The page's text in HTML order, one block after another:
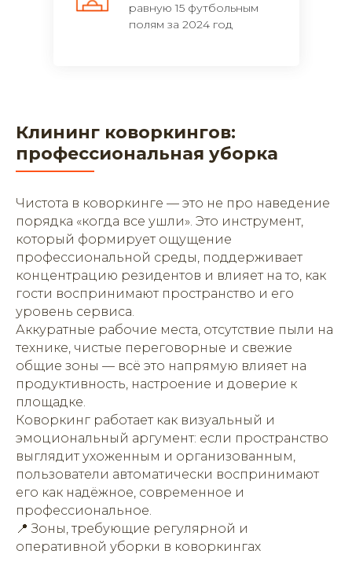
равную 15 футбольным
полям за 2024 год
Клининг коворкингов:
профессиональная уборка
Чистота в коворкинге — это не про наведение
порядка «когда все ушли». Это инструмент,
который формирует ощущение
профессиональной среды, поддерживает
концентрацию резидентов и влияет на то, как
гости воспринимают пространство и его
уровень сервиса.
Аккуратные рабочие места, отсутствие пыли на
технике, чистые переговорные и свежие
общие зоны — всё это напрямую влияет на
продуктивность, настроение и доверие к
площадке.
Коворкинг работает как визуальный и
эмоциональный аргумент: если пространство
выглядит ухоженным и организованным,
пользователи автоматически воспринимают
его как надёжное, современное и
профессиональное.
📍 Зоны, требующие регулярной и
оперативной уборки в коворкингах